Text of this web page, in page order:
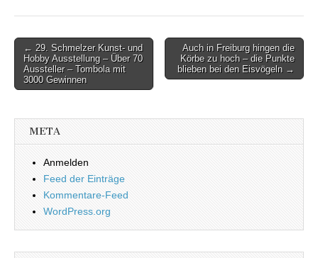
Beitragsnavigation
← 29. Schmelzer Kunst- und
Hobby Ausstellung – Über 70
Aussteller – Tombola mit
3000 Gewinnen
Auch in Freiburg hingen die
Körbe zu hoch – die Punkte
blieben bei den Eisvögeln →
META
Anmelden
Feed der Einträge
Kommentare-Feed
WordPress.org